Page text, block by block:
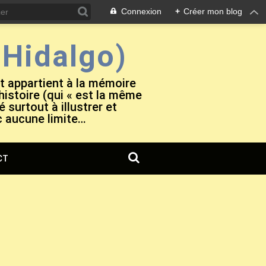
Connexion + Créer mon blog
Hidalgo)
appartient à la mémoire
(qui « est la même
surtout à illustrer et
aucune limite…